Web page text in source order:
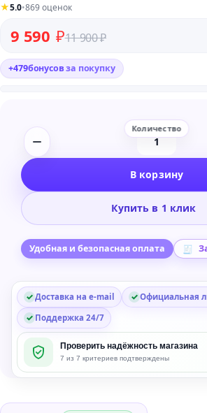
★5.0•869 оценок
11 900₽
Первоначальная цена составляла
9 590 ₽
Текущая цена: 9 590 ₽.
+479бонусовза покупку
Microsoft
Server
RDS
CAL
(50
В корзину
Купить в 1 клик
Удобная и безопасная оплата
Доставка на e-mail
Официальная
Поддержка 24/7
Проверить надёжность магазина
7 из 7 критериев подтверждены